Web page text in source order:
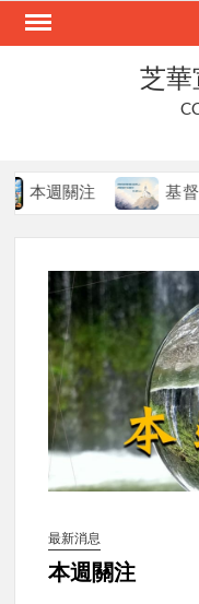
Skip
芝華
週關注 基督的
最新消息
本週關注